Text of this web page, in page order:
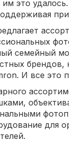
это
семейный
брендов,
И все это
для